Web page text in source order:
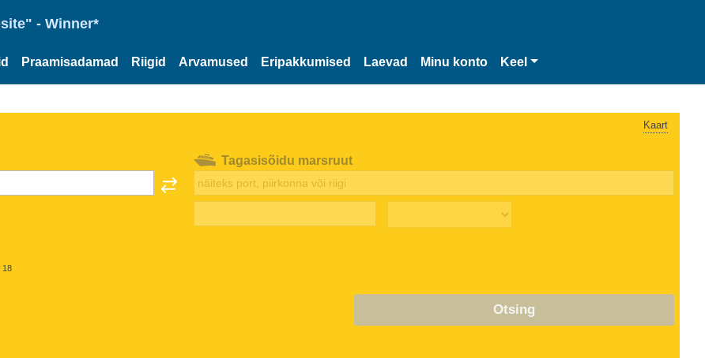
- Winner*
Praamisadamad Riigid Arvamused Eripakkumised Laevad Minu konto Keel
Kaart
18
Tagasisõidu marsruut
Otsing